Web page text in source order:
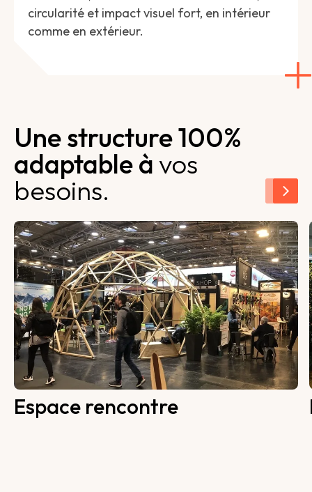
circularité et impact visuel fort, en intérieur
comme en extérieur.
Une structure 100%
adaptable àvos
besoins.
Espace rencontre